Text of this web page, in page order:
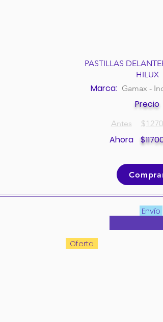
PASTILLAS
HILUX
Marca: Gamax -
Precio
Antes $
Ahora $
Comprar
Envío
Oferta